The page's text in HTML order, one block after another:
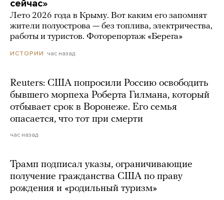
сейчас»
Лето 2026 года в Крыму. Вот каким его запомнят
жители полуострова — без топлива, электричества,
работы и туристов. Фоторепортаж «Берега»
ИСТОРИИ час назад
Reuters: США попросили Россию освободить
бывшего морпеха Роберта Гилмана, который
отбывает срок в Воронеже. Его семья
опасается, что тот при смерти
час назад
Трамп подписал указы, ограничивающие
получение гражданства США по праву
рождения и «родильный туризм»